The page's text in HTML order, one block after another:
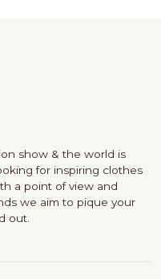
show & the world is
for inspiring clothes
a point of view and
we aim to pique your
out.